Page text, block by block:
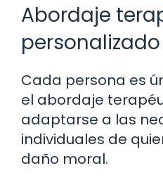
Abordaje
personalizado
Cada persona es
el abordaje
adaptarse a las
individuales de
daño moral.